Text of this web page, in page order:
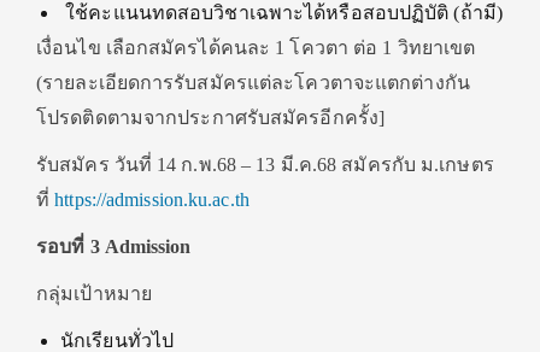
ใช้คะแนนทดสอบวิชาเฉพาะได้หรือสอบปฏิบัติ (ถ้ามี)
เงื่อนไข เลือกสมัครได้คนละ 1 โควตา ต่อ 1 วิทยาเขต
(รายละเอียดการรับสมัครแต่ละโควตาจะแตกต่างกัน
โปรดติดตามจากประกาศรับสมัครอีกครั้ง]
รับสมัคร วันที่ 14 ก.พ.68 – 13 มี.ค.68 สมัครกับ ม.เกษตร
ที่https://admission.ku.ac.th
รอบที่ 3 Admission
กลุ่มเป้าหมาย
นักเรียนทั่วไป